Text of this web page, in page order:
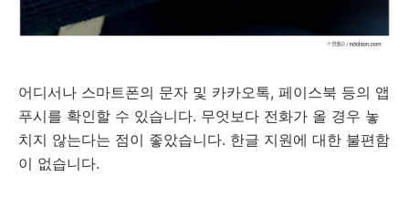
어디서나 스마트폰의 문자 및 카카오톡, 페이스북 등의 앱
푸시를 확인할 수 있습니다. 무엇보다 전화가 올 경우 놓
치지 않는다는 점이 좋았습니다. 한글 지원에 대한 불편함
이 없습니다.